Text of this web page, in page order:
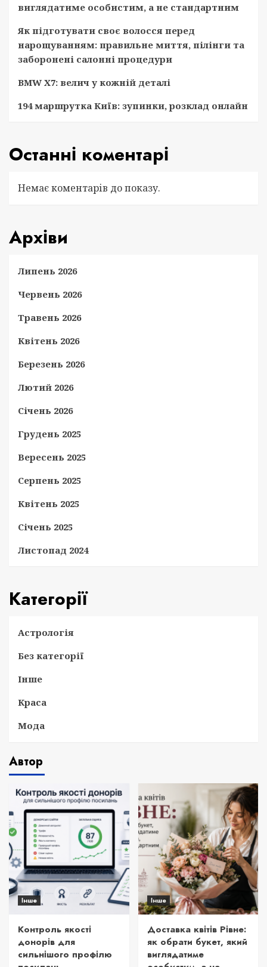
виглядатиме особистим, а не стандартним
Як підготувати своє волосся перед
нарощуванням: правильне миття, пілінги та
заборонені салонні процедури
BMW X7: велич у кожній деталі
194 маршрутка Київ: зупинки, розклад онлайн
Останні коментарі
Немає коментарів до показу.
Архіви
Липень 2026
Червень 2026
Травень 2026
Квітень 2026
Березень 2026
Лютий 2026
Січень 2026
Грудень 2025
Вересень 2025
Серпень 2025
Квітень 2025
Січень 2025
Листопад 2024
Категорії
Астрологія
Без категорії
Інше
Краса
Мода
Автор
Інше
Контроль якості
донорів для
сильнішого профілю
Інше
Доставка квітів Рівне:
як обрати букет, який
виглядатиме